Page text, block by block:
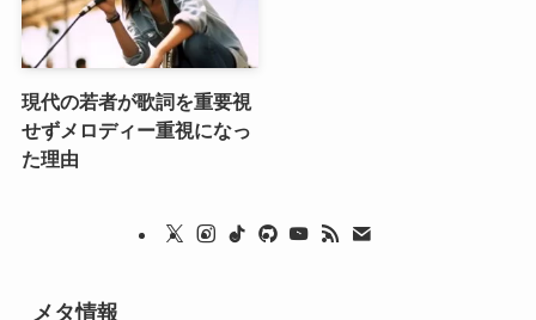
現代の若者が歌詞を重要視
せずメロディー重視になっ
た理由
メタ情報